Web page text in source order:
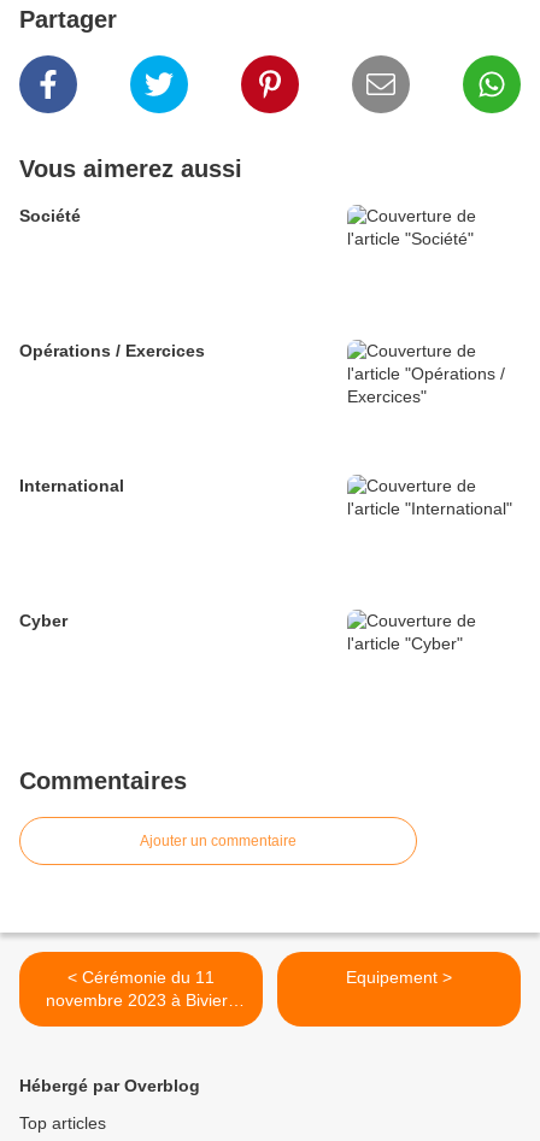
Partager
Vous aimerez aussi
Société
Opérations / Exercices
International
Cyber
Commentaires
Ajouter un commentaire
< Cérémonie du 11
novembre 2023 à Biviers
(part2)
Equipement >
Hébergé par Overblog
Top articles